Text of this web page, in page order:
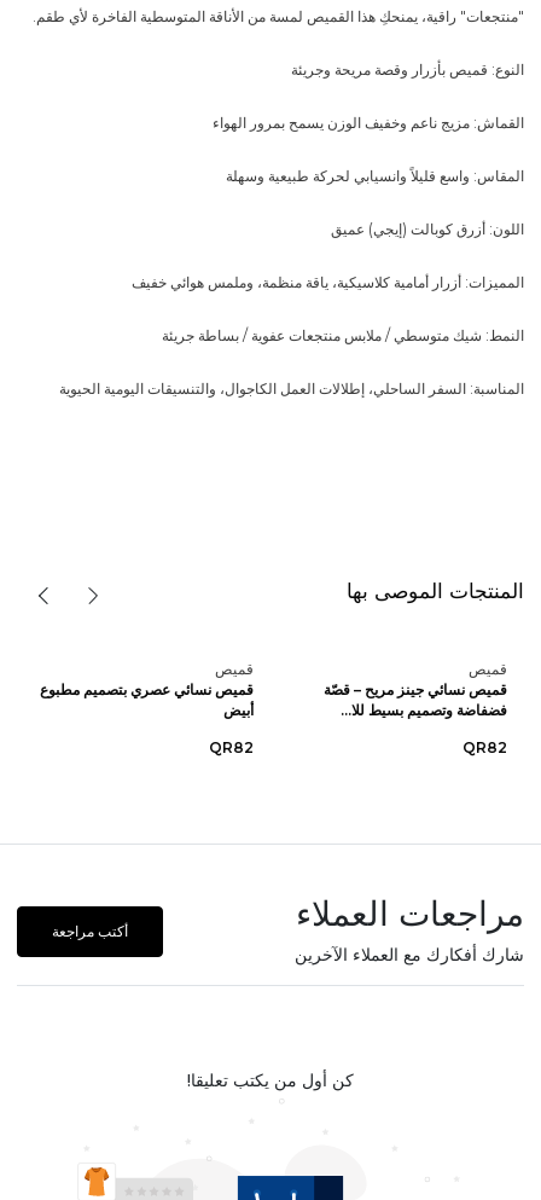
"منتجعات" راقية، يمنحكِ هذا القميص لمسة من الأناقة المتوسطية الفاخرة لأي طقم.
النوع: قميص بأزرار وقصة مريحة وجريئة
القماش: مزيج ناعم وخفيف الوزن يسمح بمرور الهواء
المقاس: واسع قليلاً وانسيابي لحركة طبيعية وسهلة
اللون: أزرق كوبالت (إيجي) عميق
المميزات: أزرار أمامية كلاسيكية، ياقة منظمة، وملمس هوائي خفيف
النمط: شيك متوسطي / ملابس منتجعات عفوية / بساطة جريئة
المناسبة: السفر الساحلي، إطلالات العمل الكاجوال، والتنسيقات اليومية الحيوية
المنتجات الموصى بها
قميص
قميص نسائي جينز مريح – قصّة
فضفاضة وتصميم بسيط للا...
QR82
قميص
قميص نسائي عصري بتصميم مطبوع
أبيض
QR82
مراجعات العملاء
شارك أفكارك مع العملاء الآخرين
أكتب مراجعة
كن أول من يكتب تعليقا!